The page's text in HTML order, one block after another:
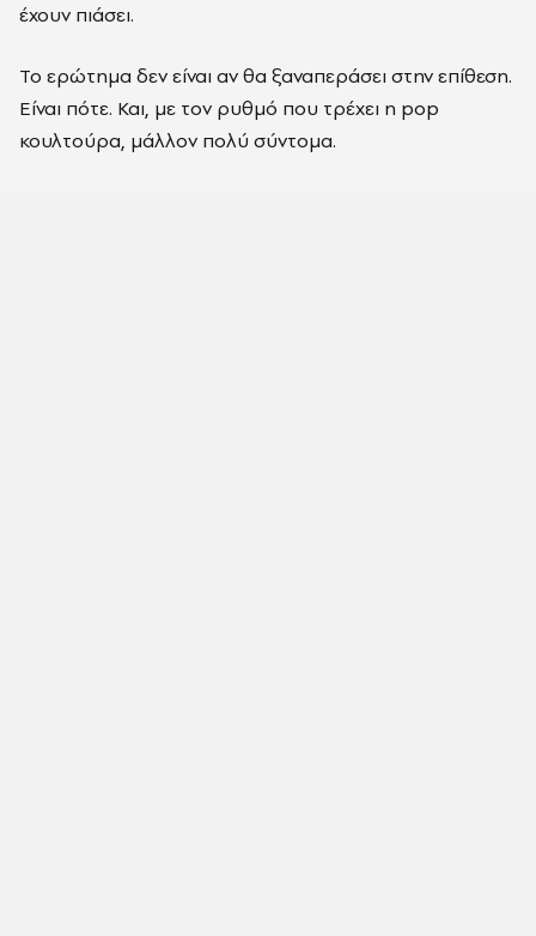
έχουν πιάσει.
Το ερώτημα δεν είναι αν θα ξαναπεράσει στην επίθεση.
Είναι πότε. Και, με τον ρυθμό που τρέχει η pop
κουλτούρα, μάλλον πολύ σύντομα.